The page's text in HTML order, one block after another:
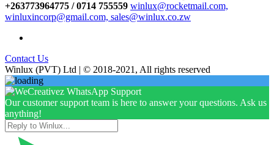
+263773964775 / 0714 755559 winlux@rocketmail.com,
winluxincorp@gmail.com, sales@winlux.co.zw
Contact Us
Winlux (PVT) Ltd | © 2018-2021, All rights reserved
Our customer support team is here to answer your questions. Ask us
anything!